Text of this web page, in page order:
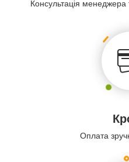
Консультація менеджера
Оплата